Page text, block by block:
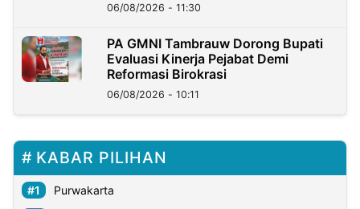
06/08/2026 - 11:30
PA GMNI Tambrauw Dorong Bupati
Evaluasi Kinerja Pejabat Demi
Reformasi Birokrasi
06/08/2026 - 10:11
KABAR PILIHAN
Purwakarta